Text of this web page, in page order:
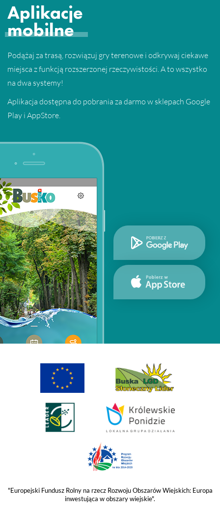
Aplikacje
mobilne
Podążaj za trasą, rozwiązuj gry terenowe i odkrywaj ciekawe
miejsca z funkcją rozszerzonej rzeczywistości. A to wszystko
na dwa systemy!
Aplikacja dostępna do pobrania za darmo w sklepach Google
Play i AppStore.
"Europejski Fundusz Rolny na rzecz Rozwoju Obszarów Wiejskich: Europa
inwestująca w obszary wiejskie".